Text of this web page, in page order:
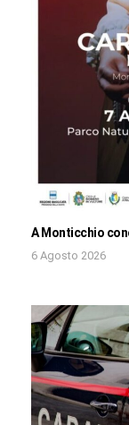
A Monticchio
6 Agosto 2026